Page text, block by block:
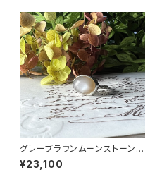
グレーブラウンムーンストーンリ
ング RG24-248
¥23,100